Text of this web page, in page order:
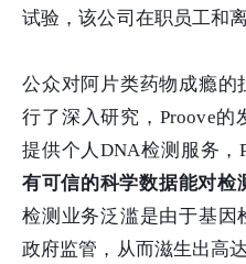
试验，该公司在职员工和
公众对阿片类药物成瘾的
行了深入研究，Proove的
提供个人DNA检测服务，
有可信的科学数据能对检
检测业务泛滥是由于基因
政府监管，从而滋生出高